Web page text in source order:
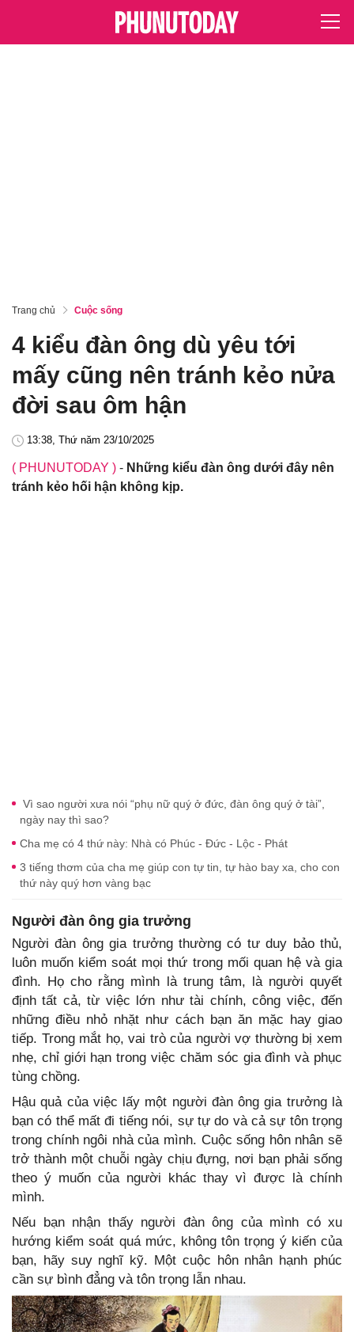
Trang chủ Cuộc sống
4 kiểu đàn ông dù yêu tới
mấy cũng nên tránh kẻo nửa
đời sau ôm hận
13:38, Thứ năm 23/10/2025
( PHUNUTODAY ) - Những kiểu đàn ông dưới đây nên
tránh kẻo hối hận không kịp.
Vì sao người xưa nói “phụ nữ quý ở đức, đàn ông quý ở tài”,
ngày nay thì sao?
Cha mẹ có 4 thứ này: Nhà có Phúc - Đức - Lộc - Phát
3 tiếng thơm của cha mẹ giúp con tự tin, tự hào bay xa, cho con
thứ này quý hơn vàng bạc
Người đàn ông gia trưởng
Người đàn ông gia trưởng thường có tư duy bảo thủ,
luôn muốn kiểm soát mọi thứ trong mối quan hệ và gia
đình. Họ cho rằng mình là trung tâm, là người quyết
định tất cả, từ việc lớn như tài chính, công việc, đến
những điều nhỏ nhặt như cách bạn ăn mặc hay giao
tiếp. Trong mắt họ, vai trò của người vợ thường bị xem
nhẹ, chỉ giới hạn trong việc chăm sóc gia đình và phục
tùng chồng.
Hậu quả của việc lấy một người đàn ông gia trưởng là
bạn có thể mất đi tiếng nói, sự tự do và cả sự tôn trọng
trong chính ngôi nhà của mình. Cuộc sống hôn nhân sẽ
trở thành một chuỗi ngày chịu đựng, nơi bạn phải sống
theo ý muốn của người khác thay vì được là chính
mình.
Nếu bạn nhận thấy người đàn ông của mình có xu
hướng kiểm soát quá mức, không tôn trọng ý kiến của
bạn, hãy suy nghĩ kỹ. Một cuộc hôn nhân hạnh phúc
cần sự bình đẳng và tôn trọng lẫn nhau.